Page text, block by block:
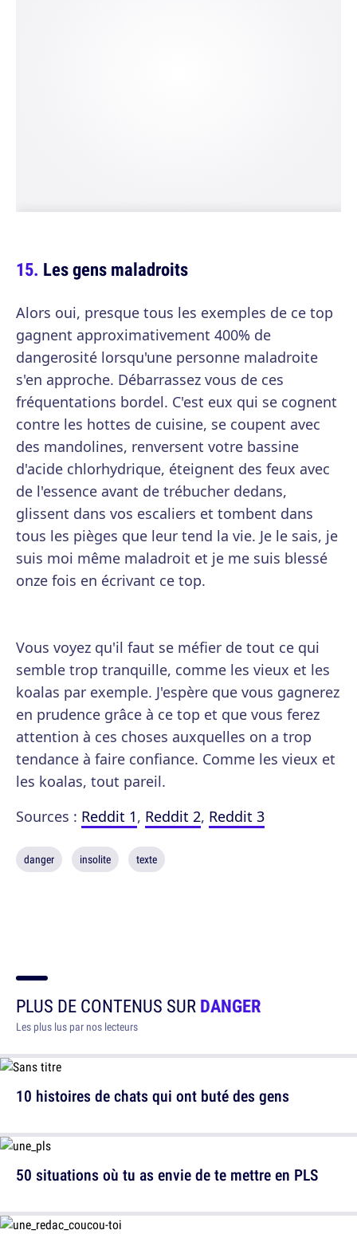
Les gens maladroits
Alors oui, presque tous les exemples de ce top
gagnent approximativement 400% de
dangerosité lorsqu'une personne maladroite
s'en approche. Débarrassez vous de ces
fréquentations bordel. C'est eux qui se cognent
contre les hottes de cuisine, se coupent avec
des mandolines, renversent votre bassine
d'acide chlorhydrique, éteignent des feux avec
de l'essence avant de trébucher dedans,
glissent dans vos escaliers et tombent dans
tous les pièges que leur tend la vie. Je le sais, je
suis moi même maladroit et je me suis blessé
onze fois en écrivant ce top.
Vous voyez qu'il faut se méfier de tout ce qui
semble trop tranquille, comme les vieux et les
koalas par exemple. J'espère que vous gagnerez
en prudence grâce à ce top et que vous ferez
attention à ces choses auxquelles on a trop
tendance à faire confiance. Comme les vieux et
les koalas, tout pareil.
Sources : Reddit 1, Reddit 2, Reddit 3
danger insolite texte
PLUS DE CONTENUS SURDANGER
Les plus lus par nos lecteurs
10 histoires de chats qui ont buté des gens
50 situations où tu as envie de te mettre en PLS